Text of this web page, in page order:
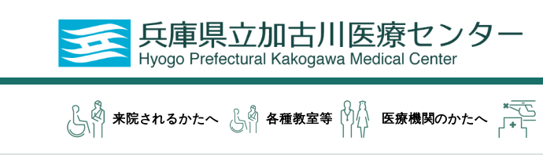
来院されるかたへ 各種教室等 医療機関のかたへ